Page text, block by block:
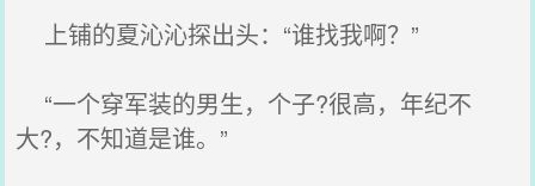
上铺的夏沁沁探出头：“谁找我啊？”
“一个穿军装的男生，个子?很高，年纪不
大?，不知道是谁。”